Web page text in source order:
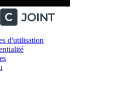
d'utilisation